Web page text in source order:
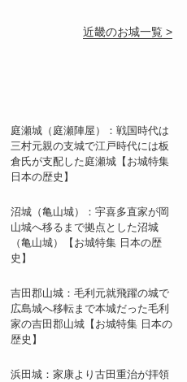
近畿のお城一覧 >
庭瀬城（庭瀬陣屋）：戦国時代は
三村元親の支城で江戸時代には板
倉氏が支配した庭瀬城【お城特集
日本の歴史】
沼城（亀山城）：宇喜多直家が岡
山城へ移るまで拠点とした沼城
（亀山城）【お城特集 日本の歴
史】
吉田郡山城：毛利元就飛躍の城で
広島城へ移転まで本城だった毛利
家の吉田郡山城【お城特集 日本の
歴史】
浜田城：家康より古田重治が拝領